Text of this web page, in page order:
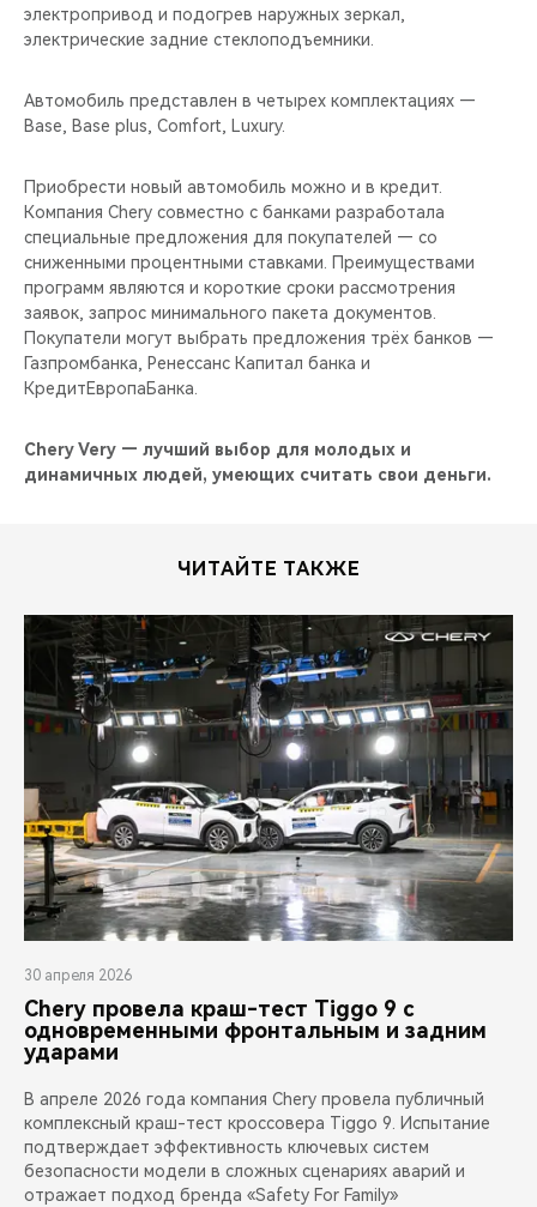
электропривод и подогрев наружных зеркал,
электрические задние стеклоподъемники.
Автомобиль представлен в четырех комплектациях —
Base, Base plus, Comfort, Luxury.
Приобрести новый автомобиль можно и в кредит.
Компания Chery совместно с банками разработала
специальные предложения для покупателей — со
сниженными процентными ставками. Преимуществами
программ являются и короткие сроки рассмотрения
заявок, запрос минимального пакета документов.
Покупатели могут выбрать предложения трёх банков —
Газпромбанка, Ренессанс Капитал банка и
КредитЕвропаБанка.
Chery Very — лучший выбор для молодых и
динамичных людей, умеющих считать свои деньги.
ЧИТАЙТЕ ТАКЖЕ
30 апреля 2026
Chery провела краш-тест Tiggo 9 с
одновременными фронтальным и задним
ударами
В апреле 2026 года компания Chery провела публичный
комплексный краш-тест кроссовера Tiggo 9. Испытание
подтверждает эффективность ключевых систем
безопасности модели в сложных сценариях аварий и
отражает подход бренда «Safety For Family»